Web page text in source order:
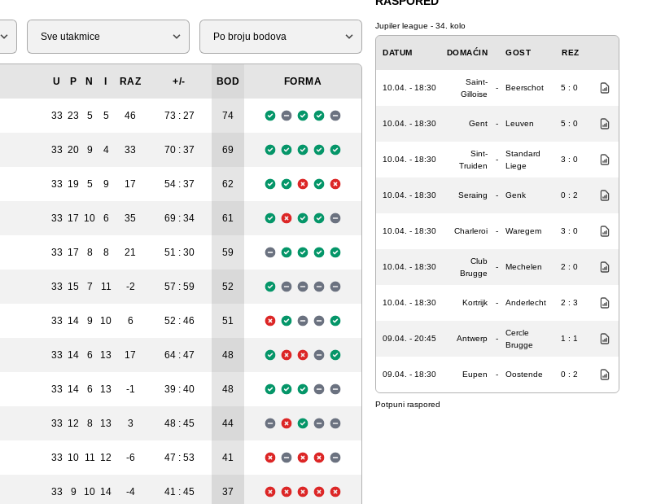
Tip Liga
U P N RAZ +/- BOD FORMA
33 23 5 5 46 73 : 27 74
33 20 9 4 33 70 : 37 69
33 19 5 9 17 54 : 37 62
33 17 10 6 35 69 : 34 61
33 17 8 8 21 51 : 30 59
33 15 7 11 -2 57 : 59 52
33 14 9 10 6 52 : 46 51
33 14 6 13 17 64 : 47 48
33 14 6 13 -1 39 : 40 48
33 12 8 13 3 48 : 45 44
33 10 11 12 -6 47 : 53 41
33 9 10 14 -4 41 : 45 37
Jupiler league - 34. kolo
DATUM DOMAĆIN GOST REZ
10.04. - 18:30
Saint-
Gilloise
- Beerschot 5 : 0
10.04. - 18:30 Gent - Leuven 5 : 0
10.04. - 18:30
Sint-
Truiden
-
Standard
Liege
3 : 0
10.04. - 18:30 Seraing - Genk 0 : 2
10.04. - 18:30 Charleroi - Waregem 3 : 0
10.04. - 18:30
Club
Brugge
- Mechelen 2 : 0
10.04. - 18:30 Kortrijk - Anderlecht 2 : 3
09.04. - 20:45 Antwerp -
Cercle
Brugge
1 : 1
09.04. - 18:30 Eupen - Oostende 0 : 2
Potpuni raspored